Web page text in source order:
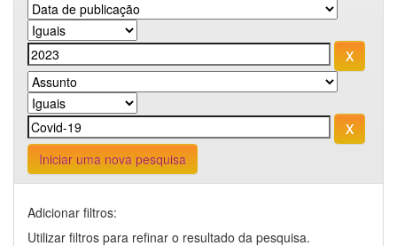
Iniciar uma nova pesquisa
Adicionar filtros:
Utilizar filtros para refinar o resultado da pesquisa.